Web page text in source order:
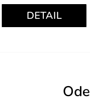
DETAIL